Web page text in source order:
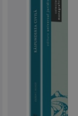
Contract nr.
derulat in
si finantat de
Operational
2007-2013,
profesionala
economice si
cunoastere”,
– Programe